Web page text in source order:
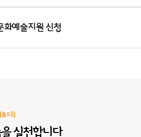
예술지원 신청
터)
실천합니다